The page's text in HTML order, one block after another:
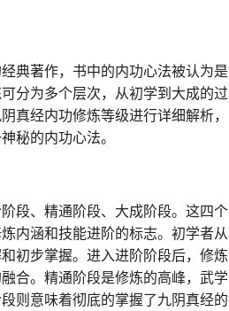
典著作，书中的内功心法被认为是
分为多个层次，从初学到大成的过
真经内功修炼等级进行详细解析，
秘的内功心法。
段、精通阶段、大成阶段。这四个
内涵和技能进阶的标志。初学者从
初步掌握。进入进阶阶段后，修炼
合。精通阶段是修炼的高峰，武学
则意味着彻底的掌握了九阴真经的